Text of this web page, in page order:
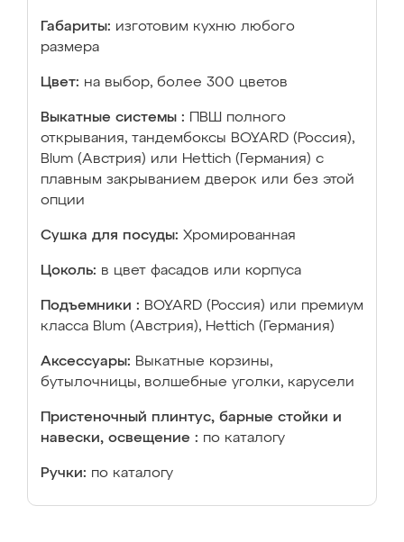
Габариты: изготовим кухню любого
размера
Цвет: на выбор, более 300 цветов
Выкатные системы :
ПВШ полного
открывания, тандембоксы BOYARD (Россия),
Blum (Австрия) или Hettich (Германия) с
плавным закрыванием дверок или без этой
опции
Сушка для посуды: Хромированная
Цоколь: в цвет фасадов или корпуса
Подъемники : BOYARD (Россия) или премиум
класса Blum (Австрия), Hettich (Германия)
Аксессуары: Выкатные корзины,
бутылочницы, волшебные уголки, карусели
Пристеночный плинтус, барные стойки и
навески, освещение : по каталогу
Ручки: по каталогу